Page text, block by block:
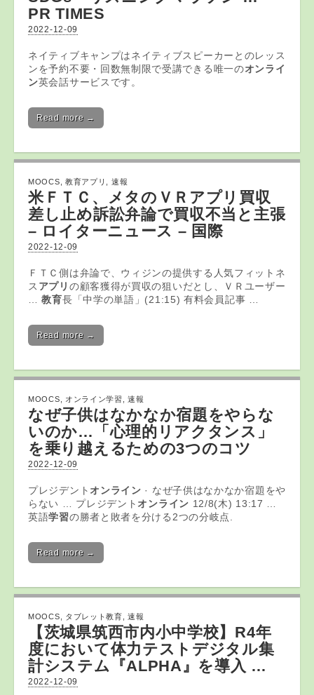
PR TIMES
2022-12-09
ネイティブキャンプはネイティブスピーカーとのレッス
ンを予約不要・回数無制限で受講できる唯一のオンライ
ン英会話サービスです。
Read more →
MOOCS 教育アプリ 速報
米ＦＴＣ、メタのＶＲ アプリ 買収
差し止め訴訟弁論で買収不当と主張
– ロイターニュース – 国際
2022-12-09
ＦＴＣ側は弁論で、ウィジンの提供する人気フィットネ
ス アプリ の顧客獲得が買収の狙いだとし、ＶＲユーザー
…教育長「中学の単語」(21:15) 有料会員記事 …
Read more →
MOOCS オンライン学習 ,速報
なぜ子供はなかなか宿題をやらな
いのか…「心理的リアクタンス」
を乗り越えるための3つのコツ
2022-12-09
プレジデント オンライン · なぜ子供はなかなか宿題をや
らない … プレジデント オンライン 12/8(木) 13:17 …
英語学習の勝者と敗者を分ける2つの分岐点.
Read more →
MOOCS タブレット教育 ,速報
【茨城県筑西市内小中学校】R4年
度において体力テストデジタル集
計システム『ALPHA』を導入 …
2022-12-09